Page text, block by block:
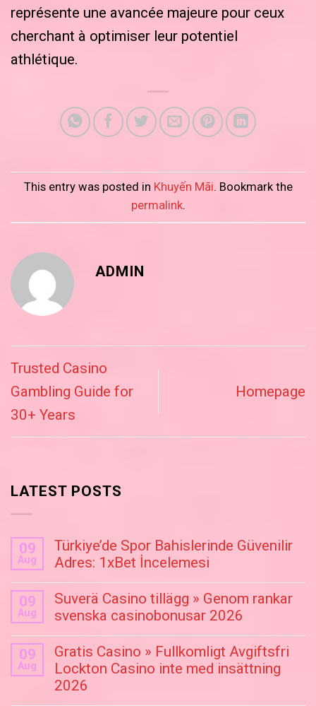
représente une avancée majeure pour ceux
cherchant à optimiser leur potentiel
athlétique.
This entry was posted in Khuyến Mãi. Bookmark the
permalink.
ADMIN
Trusted Casino
Gambling Guide for
30+ Years
Homepage
LATEST POSTS
09
Aug
Türkiye’de Spor Bahislerinde Güvenilir
Adres: 1xBet İncelemesi
09
Aug
Suverä Casino tillägg » Genom rankar
svenska casinobonusar 2026
09
Aug
Gratis Casino » Fullkomligt Avgiftsfri
Lockton Casino inte med insättning
2026